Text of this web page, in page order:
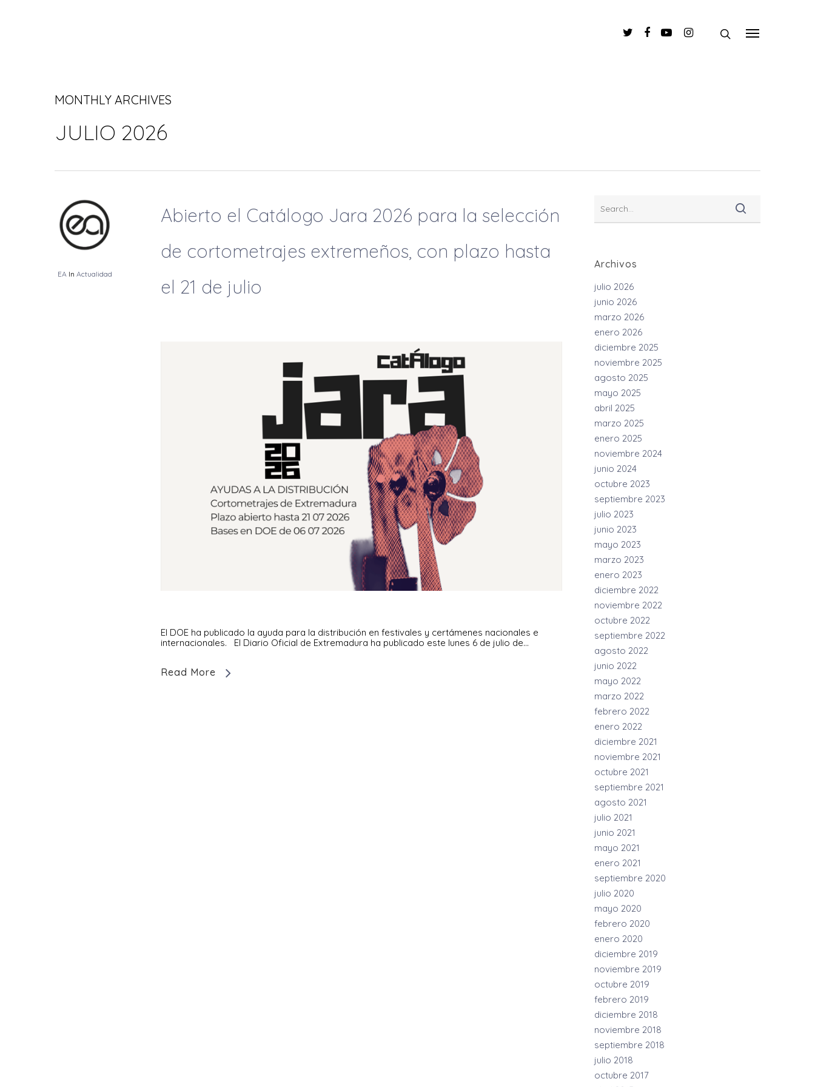
MONTHLY ARCHIVES
JULIO 2026
EA In Actualidad
Abierto el Catálogo Jara 2026 para la selección
de cortometrajes extremeños, con plazo hasta
el 21 de julio
El DOE ha publicado la ayuda para la distribución en festivales y certámenes nacionales e
internacionales. El Diario Oficial de Extremadura ha publicado este lunes 6 de julio de…
Read More
Archivos
julio 2026
junio 2026
marzo 2026
enero 2026
diciembre 2025
noviembre 2025
agosto 2025
mayo 2025
abril 2025
marzo 2025
enero 2025
noviembre 2024
junio 2024
octubre 2023
septiembre 2023
julio 2023
junio 2023
mayo 2023
marzo 2023
enero 2023
diciembre 2022
noviembre 2022
octubre 2022
septiembre 2022
agosto 2022
junio 2022
mayo 2022
marzo 2022
febrero 2022
enero 2022
diciembre 2021
noviembre 2021
octubre 2021
septiembre 2021
agosto 2021
julio 2021
junio 2021
mayo 2021
enero 2021
septiembre 2020
julio 2020
mayo 2020
febrero 2020
enero 2020
diciembre 2019
noviembre 2019
octubre 2019
febrero 2019
diciembre 2018
noviembre 2018
septiembre 2018
julio 2018
octubre 2017